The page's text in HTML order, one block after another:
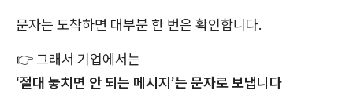
문자는 도착하면 대부분 한 번은 확인합니다.
👉그래서 기업에서는
‘절대 놓치면 안 되는 메시지’는 문자로 보냅니다